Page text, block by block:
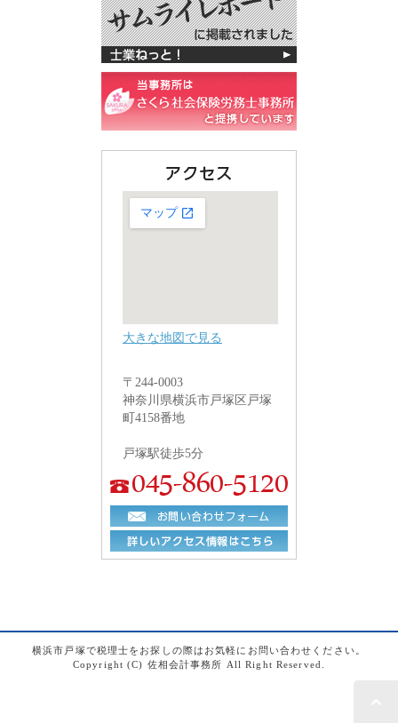
大きな地図で見る
〒244-0003
神奈川県横浜市戸塚区戸塚
町4158番地
戸塚駅徒歩5分
横浜市戸塚で税理士をお探しの際はお気軽にお問い合わせください。
Copyright (C) 佐相会計事務所 All Right Reserved.